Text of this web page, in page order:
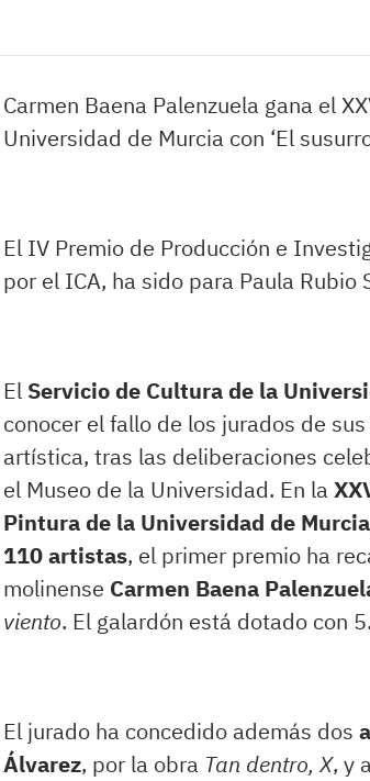
Carmen Baena Palenzuela gana el
Universidad de Murcia con ‘El
El IV Premio de Producción e
por el ICA, ha sido para Paula Rubio
El Servicio de Cultura de la
conocer el fallo de los jurados de
artística, tras las deliberaciones
el Museo de la Universidad. En la
Pintura de la Universidad de
110 artistas, el primer premio ha
molinense Carmen Baena
viento. El galardón está dotado con
El jurado ha concedido además dos
Álvarez, por la obra Tan dentro, X, y a